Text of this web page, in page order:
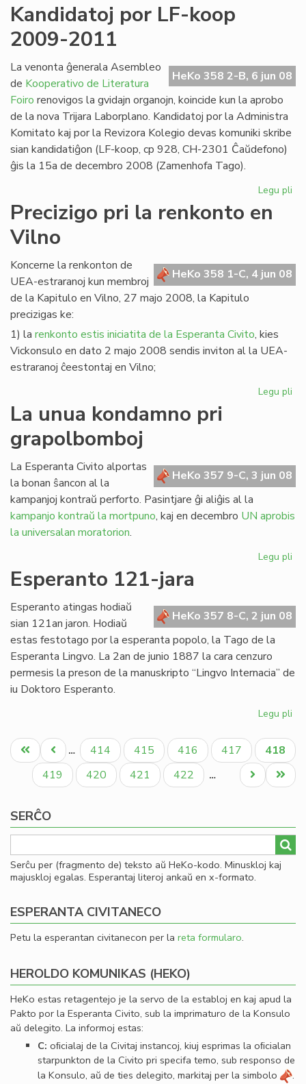
Kandidatoj por LF-koop
2009-2011
HeKo 358 2-B, 6 jun 08
La venonta ĝenerala Asembleo
de Kooperativo de Literatura
Foiro renovigos la gvidajn organojn, koincide kun la aprobo
de la nova Trijara Laborplano. Kandidatoj por la Administra
Komitato kaj por la Revizora Kolegio devas komuniki skribe
sian kandidatiĝon (LF-koop, cp 928, CH-2301 Ĉaŭdefono)
ĝis la 15a de decembro 2008 (Zamenhofa Tago).
Legu pli
Precizigo pri la renkonto en
Vilno
HeKo 358 1-C, 4 jun 08
Koncerne la renkonton de
UEA-estraranoj kun membroj
de la Kapitulo en Vilno, 27 majo 2008, la Kapitulo
precizigas ke:
1) la renkonto estis iniciatita de la Esperanta Civito, kies
Vickonsulo en dato 2 majo 2008 sendis inviton al la UEA-
estraranoj ĉeestontaj en Vilno;
Legu pli
en
La unua kondamno pri
grapolbomboj
HeKo 357 9-C, 3 jun 08
La Esperanta Civito alportas
la bonan ŝancon al la
kampanjoj kontraŭ perforto. Pasintjare ĝi aliĝis al la
kampanjo kontraŭ la mortpuno, kaj en decembro UN aprobis
la universalan moratorion.
Legu pli
Esperanto 121-jara
HeKo 357 8-C, 2 jun 08
Esperanto atingas hodiaŭ
sian 121an jaron. Hodiaŭ
estas festotago por la esperanta popolo, la Tago de la
Esperanta Lingvo. La 2an de junio 1887 la cara cenzuro
permesis la preson de la manuskripto “Lingvo Internacia” de
iu Doktoro Esperanto.
Legu pli
Pagination
Unua
paĝo
Antaŭa
paĝo
… Paĝo
414 Paĝo
415 Paĝo
416 Paĝo
417
Aktuala
paĝo
418
Paĝo
419 Paĝo
420 Paĝo
421 Paĝo
422 …
Last
page
Next
page
SERĈO
Serĉu per (fragmento de) teksto aŭ HeKo-kodo. Minuskloj kaj
majuskloj egalas. Esperantaj literoj ankaŭ en x-formato.
ESPERANTA CIVITANECO
Petu la esperantan civitanecon per la reta formularo.
HEROLDO KOMUNIKAS (HEKO)
HeKo estas retagentejo je la servo de la establoj en kaj apud la
Pakto por la Esperanta Civito, sub la imprimaturo de la Konsulo
aŭ delegito. La informoj estas:
C: oﬁcialaj de la Civitaj instancoj, kiuj esprimas la oﬁcialan
starpunkton de la Civito pri specifa temo, sub responso de
la Konsulo, aŭ de ties delegito, markitaj per la simbolo
.